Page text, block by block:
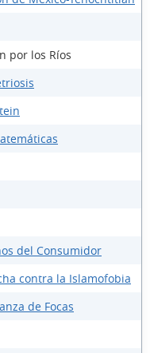
por los Ríos
del Consumidor
contra la Islamofobia
de Focas